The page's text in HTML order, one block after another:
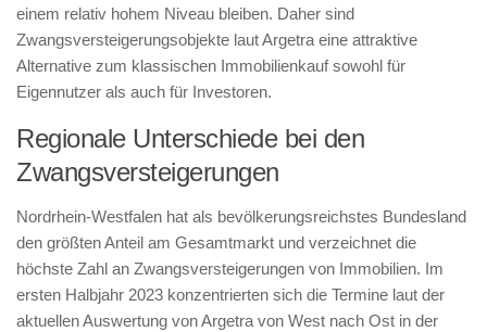
einem relativ hohem Niveau bleiben. Daher sind
Zwangsversteigerungsobjekte laut Argetra eine attraktive
Alternative zum klassischen Immobilienkauf sowohl für
Eigennutzer als auch für Investoren.
Regionale Unterschiede bei den
Zwangsversteigerungen
Nordrhein-Westfalen hat als bevölkerungsreichstes Bundesland
den größten Anteil am Gesamtmarkt und verzeichnet die
höchste Zahl an Zwangsversteigerungen von Immobilien. Im
ersten Halbjahr 2023 konzentrierten sich die Termine laut der
aktuellen Auswertung von Argetra von West nach Ost in der